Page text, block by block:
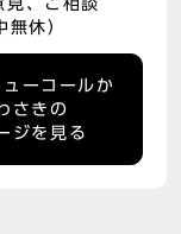
見、ご相談
休）
ーコールか
さきの
ジを見る